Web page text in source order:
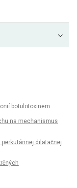
botulotoxinem
na mechanismus
dilatačnej